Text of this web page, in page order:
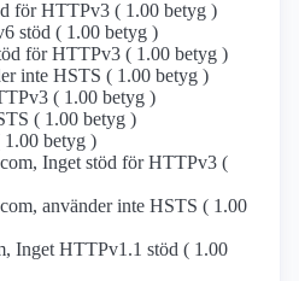
för HTTPv3 ( 1.00 betyg )
stöd ( 1.00 betyg )
för HTTPv3 ( 1.00 betyg )
inte HSTS ( 1.00 betyg )
( 1.00 betyg )
( 1.00 betyg )
betyg )
Inget stöd för HTTPv3 (
använder inte HSTS ( 1.00
Inget HTTPv1.1 stöd ( 1.00